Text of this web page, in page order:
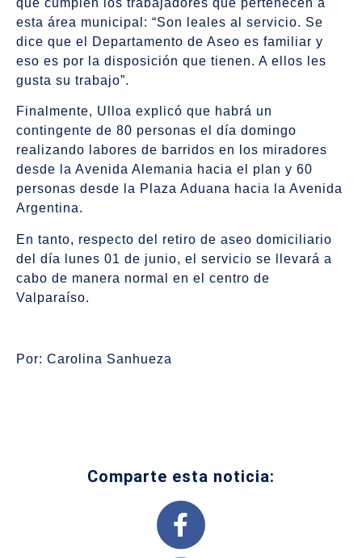
esta área municipal: “Son leales al servicio. Se
dice que el Departamento de Aseo es familiar y
eso es por la disposición que tienen. A ellos les
gusta su trabajo”.
Finalmente, Ulloa explicó que habrá un
contingente de 80 personas el día domingo
realizando labores de barridos en los miradores
desde la Avenida Alemania hacia el plan y 60
personas desde la Plaza Aduana hacia la Avenida
Argentina.
En tanto, respecto del retiro de aseo domiciliario
del día lunes 01 de junio, el servicio se llevará a
cabo de manera normal en el centro de
Valparaíso.
Por: Carolina Sanhueza
Comparte esta noticia: